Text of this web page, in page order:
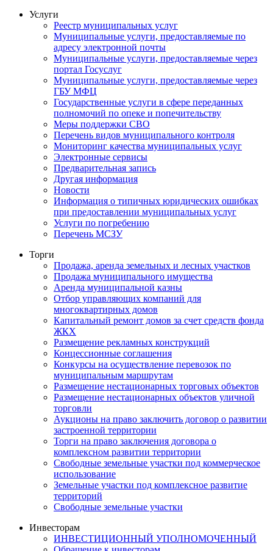
Услуги
Реестр муниципальных услуг
Муниципальные услуги, предоставляемые по
адресу электронной почты
Муниципальные услуги, предоставляемые через
портал Госуслуг
Муниципальные услуги, предоставляемые через
ГБУ МФЦ
Государственные услуги в сфере переданных
полномочий по опеке и попечительству
Меры поддержки СВО
Перечень видов муниципального контроля
Мониторинг качества муниципальных услуг
Электронные сервисы
Предварительная запись
Другая информация
Новости
Информация о типичных юридических ошибках
при предоставлении муниципальных услуг
Услуги по погребению
Перечень МСЗУ
Торги
Продажа, аренда земельных и лесных участков
Продажа муниципального имущества
Аренда муниципальной казны
Отбор управляющих компаний для
многоквартирных домов
Капитальный ремонт домов за счет средств фонда
ЖКХ
Размещение рекламных конструкций
Концессионные соглашения
Конкурсы на осуществление перевозок по
муниципальным маршрутам
Размещение нестационарных торговых объектов
Размещение нестационарных объектов уличной
торговли
Аукционы на право заключить договор о развитии
застроенной территории
Торги на право заключения договора о
комплексном развитии территории
Свободные земельные участки под коммерческое
использование
Земельные участки под комплексное развитие
территорий
Свободные земельные участки
Инвесторам
ИНВЕСТИЦИОННЫЙ УПОЛНОМОЧЕННЫЙ